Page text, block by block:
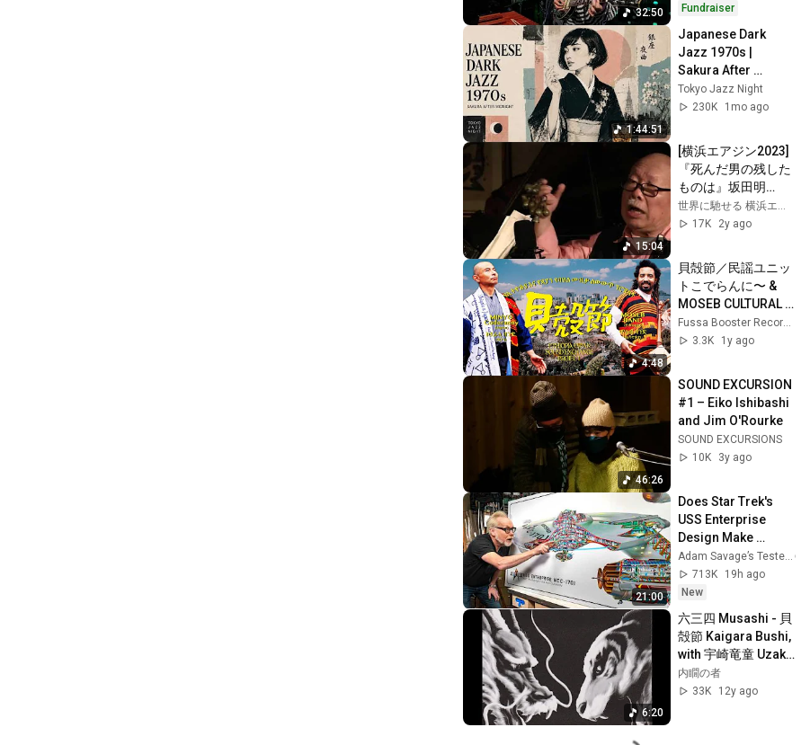
32:50
Fundraiser
1:44:51
Japanese Dark
Jazz 1970s |
Sakura After
Midnight
Tokyo Jazz Night
230K
1mo ago
15:04
[横浜エアジン2023]
『死んだ男の残した
ものは』坂田明
(sax/朗詠)栗田妙子
(p)水谷浩章(b) 『水
世界に馳せる 横浜エアジンの貴重なライブ動画 Live in Yokohama JAPAN
17K
2y ago
4:48
貝殻節／民謡ユニッ
トこでらんに〜 &
MOSEB CULTURAL
BAND（日本×エチオ
ピア民謡交換プロジ
3.3K
1y ago
46:26
SOUND EXCURSION
#1 – Eiko Ishibashi
and Jim O'Rourke
SOUND EXCURSIONS
10K
3y ago
21:00
Does Star Trek's
USS Enterprise
Design Make
Sense?
713K
19h ago
New
6:20
六三四 Musashi - 貝
殻節 Kaigara Bushi,
with 宇崎竜童 Uzaki
Ryudo
内瞯の者
33K
12y ago